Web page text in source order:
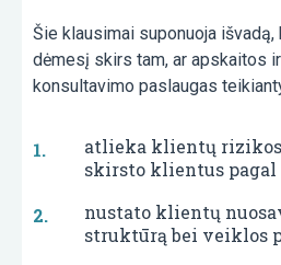
Šie klausimai suponuoja
dėmesį skirs tam, ar apskaitos
konsultavimo paslaugas
atlieka klientų
skirsto klientus
nustato klientų
struktūrą bei veiklos